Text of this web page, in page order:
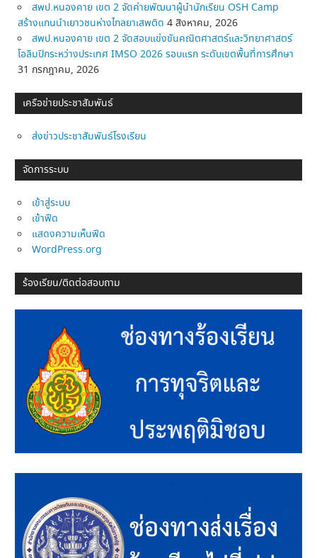
สพป.หนองคาย เขต 2 จัดค่ายพัฒนาผู้นำนักเรียน OSH Camp
สร้างแกนนำเยาวชนห่างไกลยาเสพติด 4 สิงหาคม, 2026
สพป.หนองคาย เขต 2 จัดสอบแข่งขันคณิตศาสตร์และวิทยาศาสตร์
โอลิมปิกระหว่างประเทศ IMSO 2026 รอบแรก ระดับเขตพื้นที่การศึกษา
31 กรกฎาคม, 2026
เครือข่ายประชาสัมพันธ์
ส่งข่าวประชาสัมพันธ์โรงเรียน
จัดการระบบ
เข้าสู่ระบบ
เข้าฟีด
แสดงความเห็นฟีด
WordPress.org
ร้องเรียน/ติดต่อสอบถาม